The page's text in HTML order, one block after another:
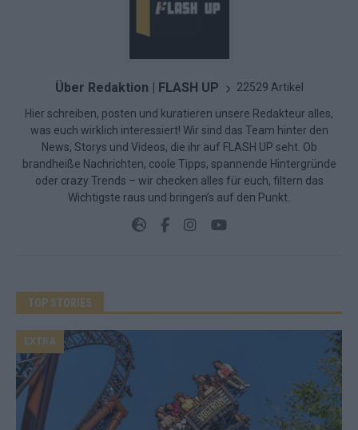
Über Redaktion | FLASH UP 22529 Artikel
Hier schreiben, posten und kuratieren unsere Redakteur alles,
was euch wirklich interessiert! Wir sind das Team hinter den
News, Storys und Videos, die ihr auf FLASH UP seht. Ob
brandheiße Nachrichten, coole Tipps, spannende Hintergründe
oder crazy Trends – wir checken alles für euch, filtern das
Wichtigste raus und bringen’s auf den Punkt.
TOP STORIES
EXTRA